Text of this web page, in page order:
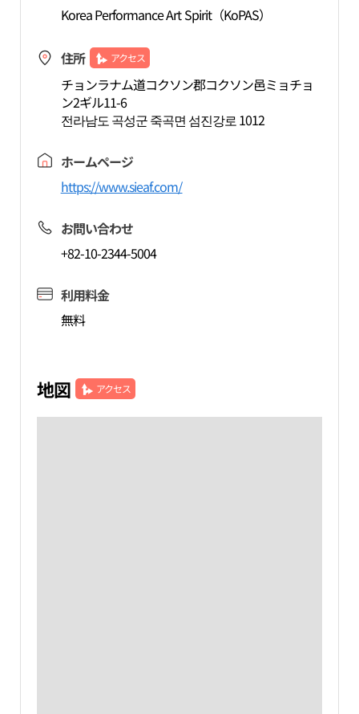
Korea Performance Art Spirit（KoPAS）
住所 アクセス
チョンラナム道コクソン郡コクソン邑ミョチョ
ン2ギル11-6
전라남도 곡성군 죽곡면 섬진강로 1012
ホームページ
https://www.sieaf.com/
お問い合わせ
+82-10-2344-5004
利用料金
無料
地図 アクセス